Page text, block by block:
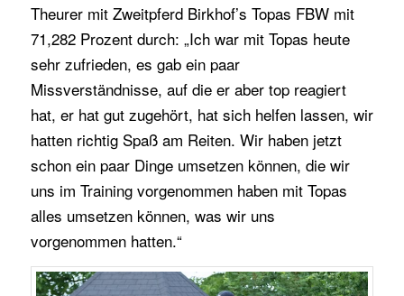
Theurer mit Zweitpferd Birkhof’s Topas FBW mit
71,282 Prozent durch: „Ich war mit Topas heute
sehr zufrieden, es gab ein paar
Missverständnisse, auf die er aber top reagiert
hat, er hat gut zugehört, hat sich helfen lassen, wir
hatten richtig Spaß am Reiten. Wir haben jetzt
schon ein paar Dinge umsetzen können, die wir
uns im Training vorgenommen haben mit Topas
alles umsetzen können, was wir uns
vorgenommen hatten.“